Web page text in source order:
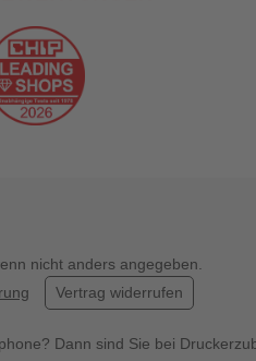
nicht anders angegeben.
Vertrag widerrufen
Dann sind Sie bei